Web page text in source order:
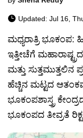
Updated: Jul 16,
ಮಧ್ಯರಾತ್ರಿ
ಇತ್ತೀಚೆಗೆ
ಮತ್ತು ಸುತ್ತಮುತ್ತಲಿನ
ಹೆಚ್ಚಿನ ಮಟ್ಟದ
ಭೂಕಂಪಶಾಸ್ತ್ರ
ಭೂಕಂಪದ ತೀವ್ರತೆ